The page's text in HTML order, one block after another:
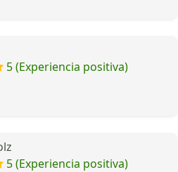
5 (Experiencia positiva)
5 (Experiencia positiva)